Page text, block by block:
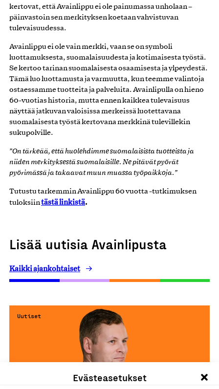
Evästeasetukset
kertovat, että Avainlippu ei ole painumassa unholaan –
päinvastoin sen merkityksen koetaan vahvistuvan
tulevaisuudessa.
Avainlippu ei ole vain merkki, vaan se on symboli
luottamuksesta, suomalaisuudesta ja kotimaisesta työstä.
Se kertoo tarinan suomalaisesta osaamisesta ja ylpeydestä.
Tämä luo luottamusta ja varmuutta, kun teemme valintoja
ostaessamme tuotteita ja palveluita. Avainlipulla on hieno
60-vuotias historia, mutta ennen kaikkea tulevaisuus
näyttää jatkuvan valoisissa merkeissä luotettavana
suomalaisesta työstä kertovana merkkinä tulevillekin
sukupolville.
”On tärkeää, että huolehdimme suomalaisista tuotteista ja
niiden merkityksestä suomalaisille. Ne pitävät pyörät
pyörimässä ja takaavat muun muassa työpaikkoja.”
Tutustu tarkemmin Avainlippu 60 vuotta -tutkimuksen
tuloksiintästä linkistä.
Lisää uutisia Avainlipusta
Kaikki ajankohtaiset
Uutiset